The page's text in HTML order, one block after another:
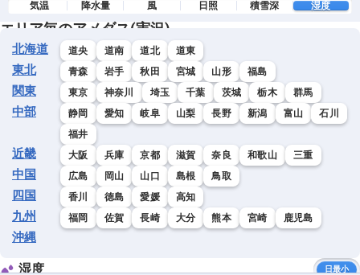
気温 降水量 風 日照 積雪深 湿度
エリア毎のアメダス(実況)
北海道 道央 道南 道北 道東
東北 青森 岩手 秋田 宮城 山形 福島
関東 東京 神奈川 埼玉 千葉 茨城 栃木 群馬
中部 静岡 愛知 岐阜 山梨 長野 新潟 富山
石川
福井
近畿 大阪 兵庫 京都 滋賀 奈良 和歌山 三重
中国 広島 岡山 山口 島根 鳥取
四国 香川 徳島 愛媛 高知
九州 福岡 佐賀 長崎 大分 熊本 宮崎 鹿児島
沖縄
湿度 日最小